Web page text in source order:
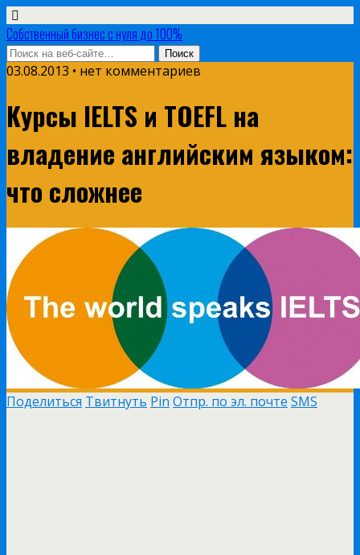
Собственный бизнес с нуля до 100%
03.08.2013 • нет комментариев
Курсы IELTS и TOEFL на
владение английским языком:
что сложнее
Поделиться Твитнуть Pin Отпр. по эл. почте SMS